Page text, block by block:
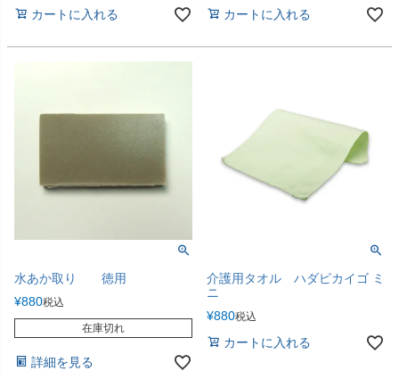
カートに入れる カートに入れる
水あか取り 徳用
¥880税込
在庫切れ
詳細を見る
介護用タオル ハダピカイゴ ミ
ニ
¥880税込
カートに入れる